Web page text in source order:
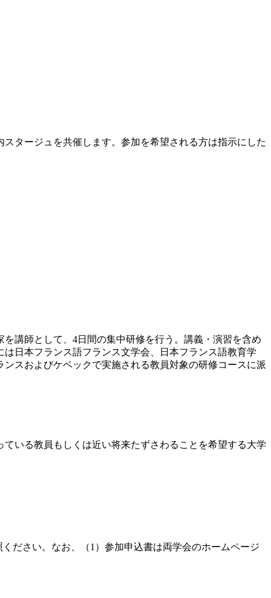
タージュを共催します。参加を希望される方は指示にした
講師として、4日間の集中研修を行う。講義・演習を含め
日本フランス語フランス文学会、日本フランス語教育学
スおよびケベックで実施される教員対象の研修コースに派
いる教員もしくは近い将来たずさわることを希望する大学
ださい。なお、（1）参加申込書は両学会のホームページ